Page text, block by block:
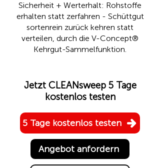
Sicherheit + Werterhalt: Rohstoffe
erhalten statt zerfahren - Schüttgut
sortenrein zurück kehren statt
verteilen, durch die V-Concept®
Kehrgut-Sammelfunktion.
Jetzt CLEANsweep 5 Tage
kostenlos testen
5 Tage kostenlos testen
Angebot anfordern